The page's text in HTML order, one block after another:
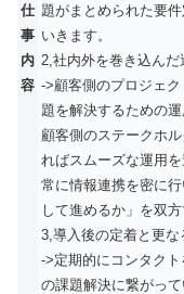
仕
事
内
容
題がまとめられた要
いきます。
2,社内外を巻き込んだ
->顧客側のプロジェ
題を解決するための運
顧客側のステークホ
ればスムーズな運用を
常に情報連携を密に
して進めるか」を双
3,導入後の定着と更
->定期的にコンタク
の課題解決に繋がっ